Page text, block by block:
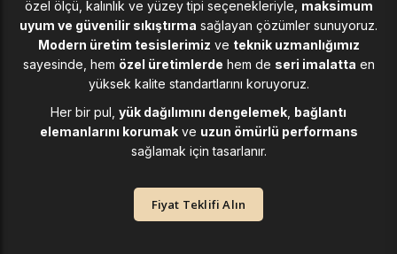
özel ölçü, kalınlık ve yüzey tipi seçenekleriyle, maksimum
uyum ve güvenilir sıkıştırma sağlayan çözümler sunuyoruz.
Modern üretim tesislerimiz ve teknik uzmanlığımız
sayesinde, hem özel üretimlerde hem de seri imalatta en
yüksek kalite standartlarını koruyoruz.
Her bir pul, yük dağılımını dengelemek bağlantı
elemanlarını korumakve uzun ömürlü performans
sağlamak için tasarlanır.
Fiyat Teklifi Alın